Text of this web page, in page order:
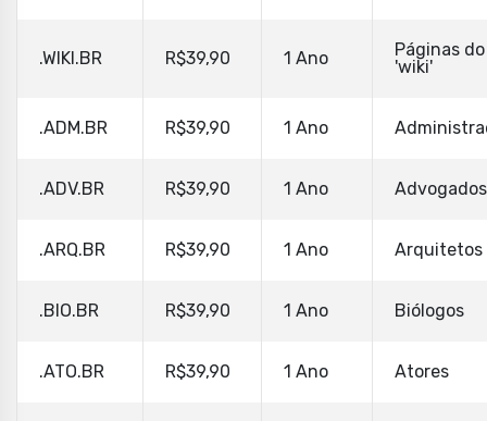
.WIKI.BR R$39,90 1 Ano
Páginas
'wiki'
.ADM.BR R$39,90 1 Ano
.ADV.BR R$39,90 1 Ano Advogados
.ARQ.BR R$39,90 1 Ano Arquitetos
.BIO.BR R$39,90 1 Ano Biólogos
.ATO.BR R$39,90 1 Ano Atores